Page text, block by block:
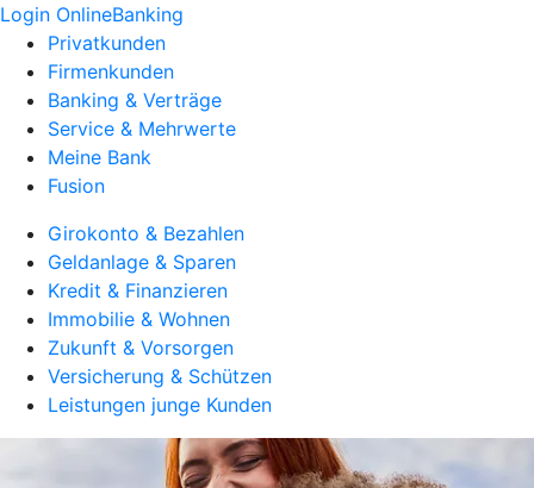
Login OnlineBanking
Privatkunden
Firmenkunden
Banking & Verträge
Service & Mehrwerte
Meine Bank
Fusion
Girokonto & Bezahlen
Geldanlage & Sparen
Kredit & Finanzieren
Immobilie & Wohnen
Zukunft & Vorsorgen
Versicherung & Schützen
Leistungen junge Kunden